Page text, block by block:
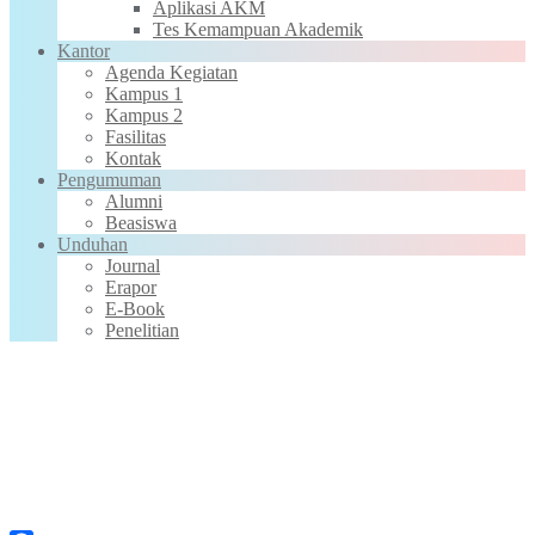
Aplikasi AKM
Tes Kemampuan Akademik
Kantor
Agenda Kegiatan
Kampus 1
Kampus 2
Fasilitas
Kontak
Pengumuman
Alumni
Beasiswa
Unduhan
Journal
Erapor
E-Book
Penelitian